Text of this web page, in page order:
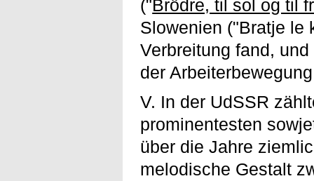
("Brödre, til sol og til
Slowenien ("Bratje le
Verbreitung fand,
der
V. In der UdSSR
prominentesten
über die Jahre
melodische Gestalt